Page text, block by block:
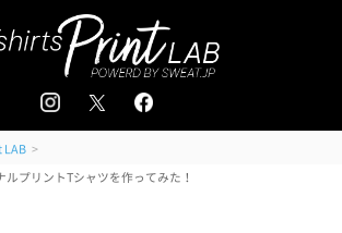
追加注文はこちら
会員登録 / ログイン
LAB >
ルプリントTシャツを作ってみた！